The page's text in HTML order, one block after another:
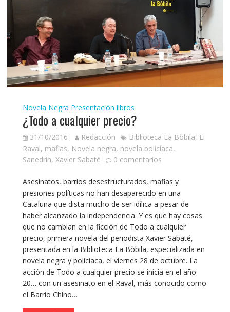
Novela Negra Presentación libros
¿Todo a cualquier precio?
31/10/2016 Redacción Biblioteca La Bòbila, El
Raval, mafias, Novela negra, novela policíaca,
Sanedrín, Xavier Sabaté 0 comentarios
Asesinatos, barrios desestructurados, mafias y
presiones políticas no han desaparecido en una
Cataluña que dista mucho de ser idílica a pesar de
haber alcanzado la independencia. Y es que hay cosas
que no cambian en la ficción de Todo a cualquier
precio, primera novela del periodista Xavier Sabaté,
presentada en la Biblioteca La Bòbila, especializada en
novela negra y policíaca, el viernes 28 de octubre. La
acción de Todo a cualquier precio se inicia en el año
20… con un asesinato en el Raval, más conocido como
el Barrio Chino…